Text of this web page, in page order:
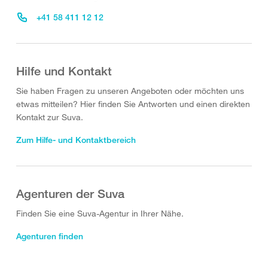
+41 58 411 12 12
Hilfe und Kontakt
Sie haben Fragen zu unseren Angeboten oder möchten uns
etwas mitteilen? Hier finden Sie Antworten und einen direkten
Kontakt zur Suva.
Zum Hilfe- und Kontaktbereich
Agenturen der Suva
Finden Sie eine Suva-Agentur in Ihrer Nähe.
Agenturen finden